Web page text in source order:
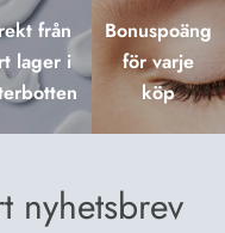
från
lager i
Bonuspoäng
för varje
köp
nyhetsbrev